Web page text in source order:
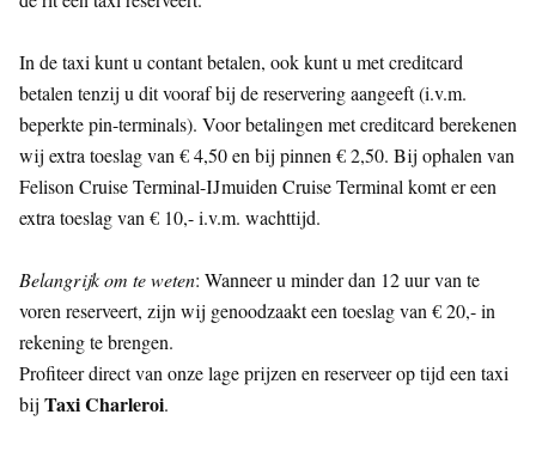
In de taxi kunt u contant betalen, ook kunt u met creditcard
betalen tenzij u dit vooraf bij de reservering aangeeft (i.v.m.
beperkte pin-terminals). Voor betalingen met creditcard berekenen
wij extra toeslag van € 4,50 en bij pinnen € 2,50. Bij ophalen van
Felison Cruise Terminal-IJmuiden Cruise Terminal komt er een
extra toeslag van € 10,- i.v.m. wachttijd.
Belangrijk om te weten: Wanneer u minder dan 12 uur van te
voren reserveert, zijn wij genoodzaakt een toeslag van € 20,- in
rekening te brengen.
Profiteer direct van onze lage prijzen en reserveer op tijd een taxi
bij Taxi Charleroi.